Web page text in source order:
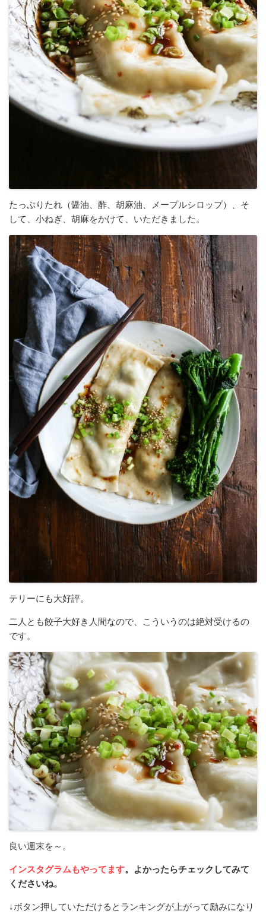
たっぷりたれ（醤油、酢、胡麻油、メープルシロップ）、そ
して、小ねぎ、胡麻をかけて、いただきました。
テリーにも大好評。
二人とも餃子大好き人間なので、こういうのは絶対受けるの
です。
良い週末を～。
インスタグラムもやってます。よかったらチェックしてみて
くださいね。
↓ボタン押していただけるとランキングが上がって励みになり